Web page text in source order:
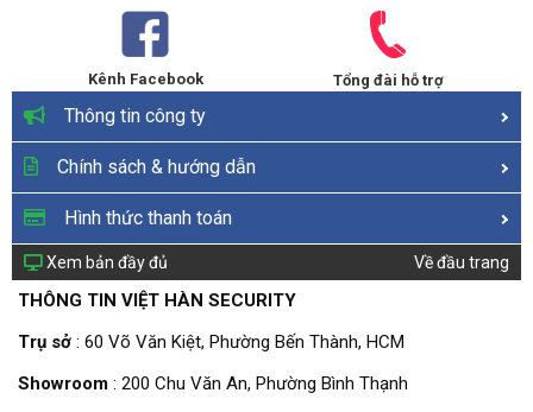
Kênh Facebook Tổng đài hỗ trợ
Thông tin công ty
Chính sách & hướng dẫn
Hình thức thanh toán
Xem bản đầy đủ Về đầu trang
THÔNG TIN VIỆT HÀN SECURITY
Trụ sở : 60 Võ Văn Kiệt, Phường Bến Thành, HCM
Showroom : 200 Chu Văn An, Phường Bình Thạnh